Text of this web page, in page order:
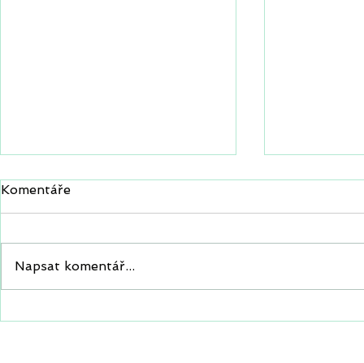
Komentáře
Napsat komentář...